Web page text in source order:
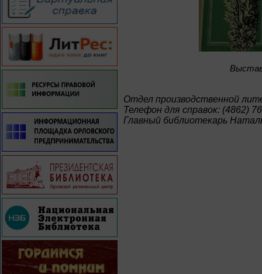
Отдел производственной
Телефон для справок: (4862)
Главный библиотекарь